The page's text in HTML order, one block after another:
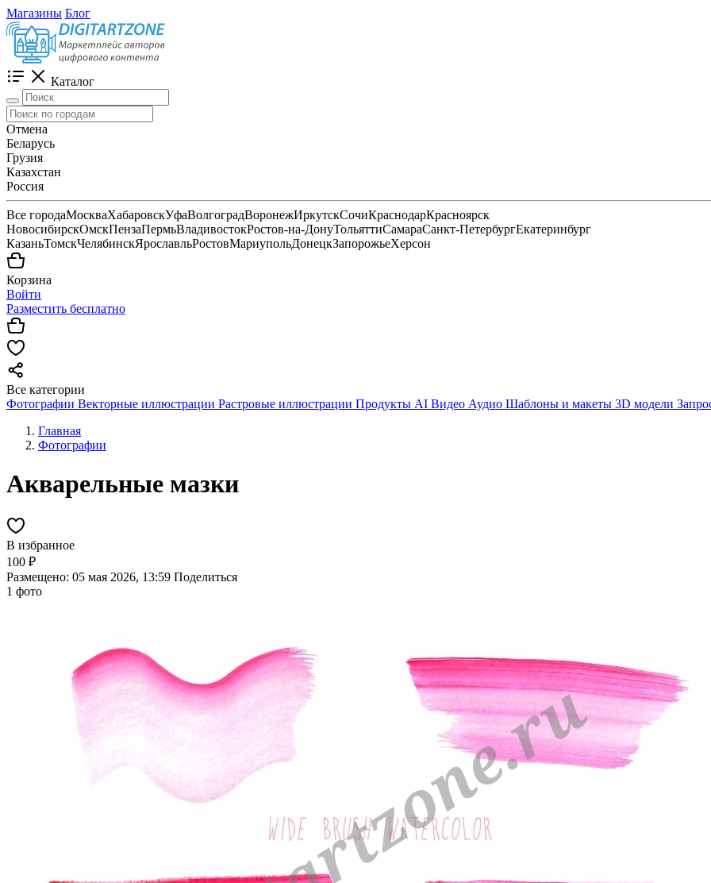
Магазины Блог
Каталог
Отмена
Беларусь
Грузия
Казахстан
Россия
Все городаМоскваХабаровскУфаВолгоградВоронежИркутскСочиКраснодарКрасноярск
НовосибирскОмскПензаПермьВладивостокРостов-на-ДонуТольяттиСамараСанкт-ПетербургЕкатеринбург
КазаньТомскЧелябинскЯрославльРостовМариупольДонецкЗапорожьеХерсон
Корзина
Войти
Разместить бесплатно
Все категории
Фотографии Векторные иллюстрации Растровые иллюстрации Продукты AI Видео Аудио Шаблоны и макеты 3D модели
Главная
Фотографии
Акварельные мазки
В избранное
100 ₽
Размещено: 05 мая 2026, 13:59 Поделиться
1 фото